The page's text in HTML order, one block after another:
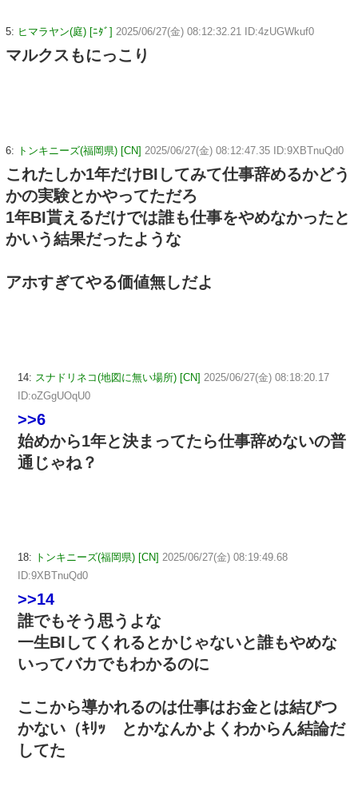
5: ヒマラヤン(庭) [ﾆﾀﾞ] 2025/06/27(金) 08:12:32.21 ID:4zUGWkuf0
マルクスもにっこり
6: トンキニーズ(福岡県) [CN] 2025/06/27(金) 08:12:47.35 ID:9XBTnuQd0
これたしか1年だけBIしてみて仕事辞めるかどう
かの実験とかやってただろ
1年BI貰えるだけでは誰も仕事をやめなかったと
かいう結果だったような
アホすぎてやる価値無しだよ
14: スナドリネコ(地図に無い場所) [CN] 2025/06/27(金) 08:18:20.17
ID:oZGgUOqU0
>>6
始めから1年と決まってたら仕事辞めないの普
通じゃね？
18: トンキニーズ(福岡県) [CN] 2025/06/27(金) 08:19:49.68
ID:9XBTnuQd0
>>14
誰でもそう思うよな
一生BIしてくれるとかじゃないと誰もやめな
いってバカでもわかるのに
ここから導かれるのは仕事はお金とは結びつ
かない（ｷﾘｯ とかなんかよくわからん結論だ
してた